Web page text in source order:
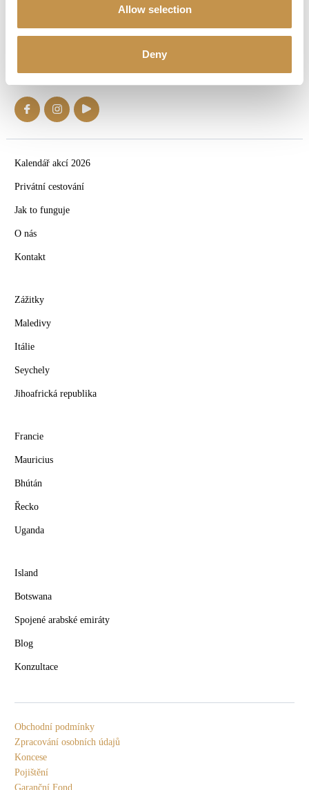
Allow selection
Deny
+420 739 808 000
Kalendář akcí 2026
Privátní cestování
Jak to funguje
O nás
Kontakt
Zážitky
Maledivy
Itálie
Seychely
Jihoafrická republika
Francie
Mauricius
Bhútán
Řecko
Uganda
Island
Botswana
Spojené arabské emiráty
Blog
Konzultace
Obchodní podmínky
Zpracování osobních údajů
Koncese
Pojištění
Garanční Fond